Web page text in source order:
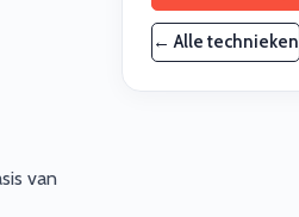
van
← Alle technieken